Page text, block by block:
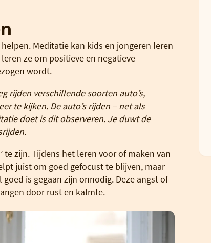
Meditatie kan kids en jongeren leren
ze om positieve en negatieve
wordt.
rijden verschillende soorten auto’s,
te kijken. De auto’s rijden – net als
doet is dit observeren. Je duwt de
te zijn. Tijdens het leren voor of maken van
juist om goed gefocust te blijven, maar
is gegaan zijn onnodig. Deze angst of
door rust en kalmte.